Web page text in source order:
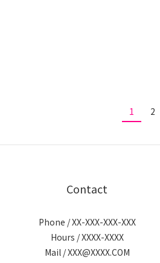
1 2
Contact
Phone / XX-XXX-XXX-XXX
Hours / XXXX-XXXX
Mail / XXX@XXXX.COM